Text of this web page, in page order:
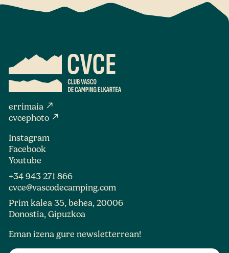
errimaia north_east
cvcephoto north_east
Instagram
Facebook
Youtube
+34 943 271 866
cvce@vascodecamping.com
Prim kalea 35, behea, 20006
Donostia, Gipuzkoa
Eman izena gure newsletterrean!